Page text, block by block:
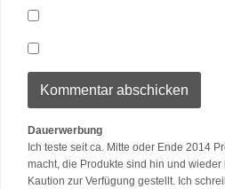
Dauerwerbung
Ich teste seit ca. Mitte oder Ende 2014
macht, die Produkte sind hin und
Kaution zur Verfügung gestellt. Ich